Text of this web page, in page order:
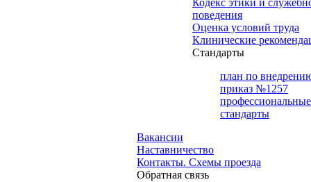
Кодекс этики и
поведения
Оценка условий труда
Клинические
Cтандарты
план по
приказ №1257
профессиональные
стандарты
Вакансии
Наставничество
Контакты. Схемы проезда
Обратная связь